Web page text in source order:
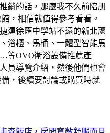
銷的話，那麼我不久前陪朋
，相信就值得參考看看。
運徐匯中學站不遠的新北蘆
浴櫃、馬桶、一體型智能馬
等OVO衛浴設備推薦產
員導覽介紹，然後他們也會
，後續要討論或購買時就